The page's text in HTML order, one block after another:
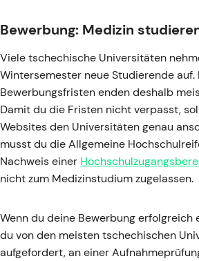
Bewerbung: Medizin
Viele tschechische Universitäten
Wintersemester neue Studierende auf.
Bewerbungsfristen enden deshalb
Damit du die Fristen nicht verpasst,
Websites den Universitäten genau
musst du die Allgemeine
Nachweis einer
nicht zum Medizinstudium zugelassen.
Wenn du deine Bewerbung
du von den meisten tschechischen
aufgefordert, an einer